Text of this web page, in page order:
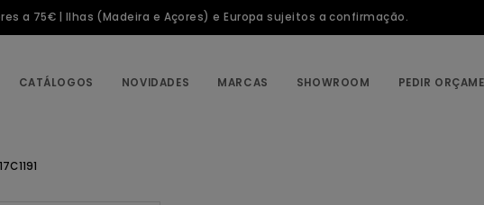
a 75€ | Ilhas (Madeira e Açores) e Europa sujeitos a confirmação.
CATÁLOGOS NOVIDADES MARCAS SHOWROOM PEDIR